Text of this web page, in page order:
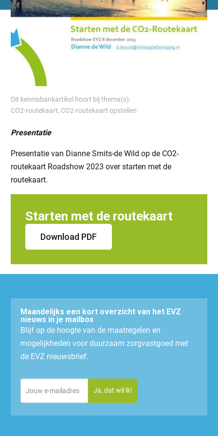
Dit kennisbankartikel hoort bij thema(s):
CO2-routekaart, CO2-routekaart opstellen
Presentatie
Presentatie van Dianne Smits-de Wild op de CO2-
routekaart Roadshow 2023 over starten met de
routekaart.
Starten met de routekaart
Download PDF
Maandelijks een kort overzicht van het EVZ
nieuws in je mailbox
Blijf op de hoogte van de maatregelen en
mogelijkheden voor duurzaam zorgvastgoed met
de EVZ nieuwsbrief.